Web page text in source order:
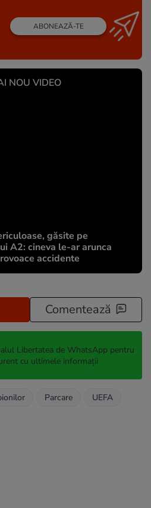
ABONEAZĂ-TE
NOU VIDEO
găsite pe
A2: cineva le-ar arunca
accidente
Comentează
Libertatea de WhatsApp pentru
cu ultimele informații
Parcare UEFA